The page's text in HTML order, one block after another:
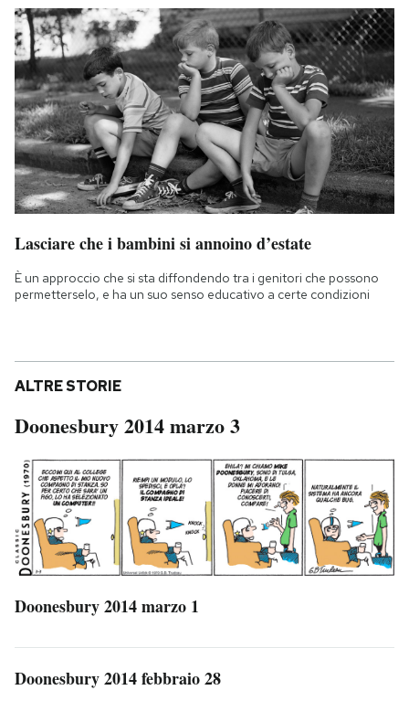
Lasciare che i bambini si annoino d’estate
È un approccio che si sta diffondendo tra i genitori che possono
permetterselo, e ha un suo senso educativo a certe condizioni
ALTRE STORIE
Doonesbury 2014 marzo 3
Doonesbury 2014 marzo 1
Doonesbury 2014 febbraio 28